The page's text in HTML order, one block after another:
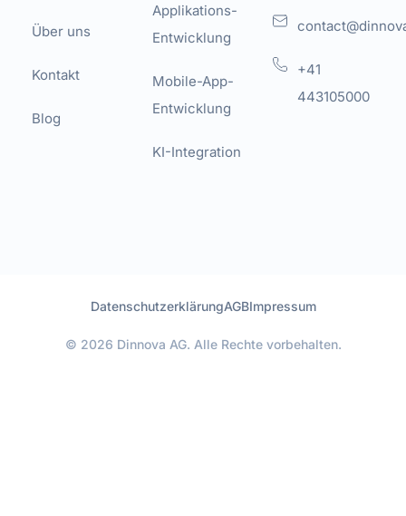
Über uns
Kontakt
Blog
Applikations-
Entwicklung
Mobile-App-
Entwicklung
KI-Integration
+41
443105000
DatenschutzerklärungAGBImpressum
© 2026 Dinnova AG. Alle Rechte vorbehalten.